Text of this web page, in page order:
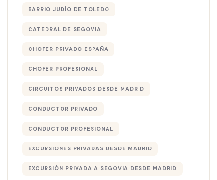
BARRIO JUDÍO DE TOLEDO
CATEDRAL DE SEGOVIA
CHOFER PRIVADO ESPAÑA
CHOFER PROFESIONAL
CIRCUITOS PRIVADOS DESDE MADRID
CONDUCTOR PRIVADO
CONDUCTOR PROFESIONAL
EXCURSIONES PRIVADAS DESDE MADRID
EXCURSIÓN PRIVADA A SEGOVIA DESDE MADRID